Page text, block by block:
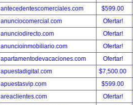
antecedentescomerciales.com
$599.00
anunciocomercial.com
Ofertar!
anunciodirecto.com
Ofertar!
anuncioinmobiliario.com
Ofertar!
apartamentodevacaciones.com
Ofertar!
apuestadigital.com
$7,500.00
apuestasvip.com
$599.00
areaclientes.com
Ofertar!